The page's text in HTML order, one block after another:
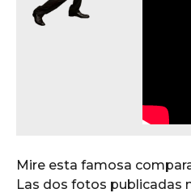
Mire esta famosa
Las dos fotos publicadas